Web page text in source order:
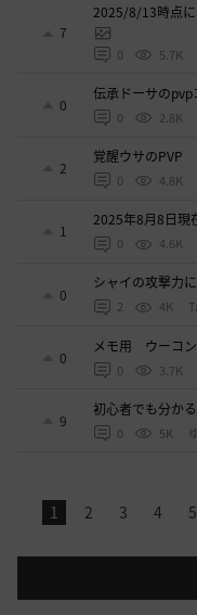
7
2025/8/13時点に
0 5.7K
0
伝承ドーサのpvp
0 2.8K
2
覚醒ウサのPVP
0 4.8K
1
2025年8月8日
0 4.6K
0
シャイの攻撃力
2 4K
0
メモ用 ウーコン
0 3.7K
9
初心者でも分か
0 5K
1 2 3 4 5